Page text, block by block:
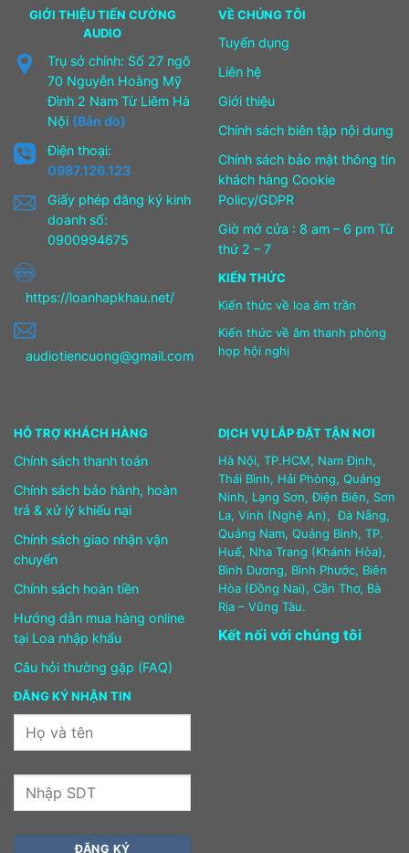
GIỚI THIỆU TIẾN CƯỜNG
AUDIO
Trụ sở chính: Số 27 ngõ
70 Nguyễn Hoàng Mỹ
Đình 2 Nam Từ Liêm Hà
Nội (Bản đồ)
Điện thoại:
0987.126.123
Giấy phép đăng ký kinh
doanh số:
0900994675
https://loanhapkhau.net/
audiotiencuong@gmail.com
VỀ CHÚNG TÔI
Tuyển dụng
Liên hệ
Giới thiệu
Chính sách biên tập nội dung
Chính sách bảo mật thông tin
khách hàng Cookie
Policy/GDPR
Giờ mở cửa : 8 am – 6 pm Từ
thứ 2 – 7
KIẾN THỨC
Kiến thức về loa âm trần
Kiến thức về âm thanh phòng
họp hội nghị
HỖ TRỢ KHÁCH HÀNG
Chính sách thanh toán
Chính sách bảo hành, hoàn
trả & xử lý khiếu nại
Chính sách giao nhận vận
chuyển
Chính sách hoàn tiền
Hướng dẫn mua hàng online
tại Loa nhập khẩu
Câu hỏi thường gặp (FAQ)
ĐĂNG KÝ NHẬN TIN
DỊCH VỤ LẮP ĐẶT TẬN NƠI
Hà Nội, TP.HCM, Nam Định,
Thái Bình, Hải Phòng, Quảng
Ninh, Lạng Sơn, Điện Biên, Sơn
La, Vinh (Nghệ An), Đà Nẵng,
Quảng Nam, Quảng Bình, TP.
Huế, Nha Trang (Khánh Hòa),
Bình Dương, Bình Phước, Biên
Hòa (Đồng Nai), Cần Thơ, Bà
Rịa – Vũng Tàu.
Kết nối với chúng tôi